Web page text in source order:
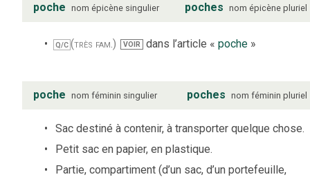
poche nom épicène singulier poches nom épicène pluriel
Q/C (très fam.) VOIR dans l’article «poche »
poche nom féminin singulier poches nom féminin pluriel
Sac destiné à contenir, à transporter quelque chose.
Petit sac en papier, en plastique.
Partie, compartiment (d’un sac, d’un portefeuille,